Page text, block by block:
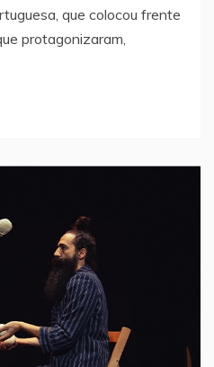
que colocou frente
protagonizaram,